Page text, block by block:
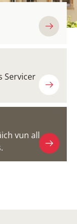
Servicer
vun all